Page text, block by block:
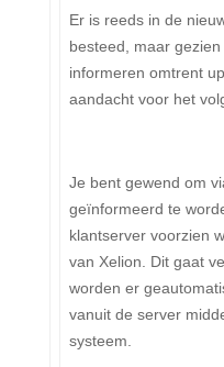
Er is reeds in de
besteed, maar
informeren omtrent
aandacht voor het
Je bent gewend om
geïnformeerd te
klantserver voorzien
van Xelion. Dit gaat
worden er
vanuit de server
systeem.